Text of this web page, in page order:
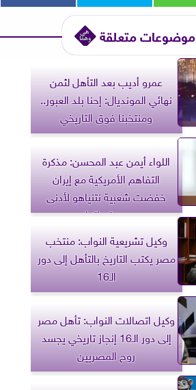
موضوعات متعلقة
عمرو أديب بعد التأهل لثمن
نهائي المونديال: إحنا بلد العبور..
ومنتخبنا فوق التاريخي
اللواء أيمن عبد المحسن: مذكرة
التفاهم الأمريكية مع إيران
خفضت شعبية نتنياهو لأدنى
مستوياتها
وكيل تشريعية النواب: منتخب
مصر يكتب التاريخ بالتأهل إلى دور
الـ16
وكيل اتصالات النواب: تأهل مصر
إلى دور الـ16 إنجاز تاريخي يجسد
روح المصريين